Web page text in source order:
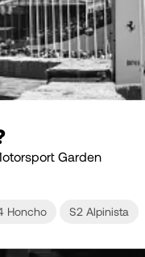
Garden
Honcho S2 Alpinista